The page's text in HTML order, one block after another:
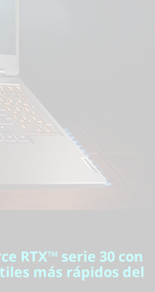
RTX™ serie 30 con
más rápidos del